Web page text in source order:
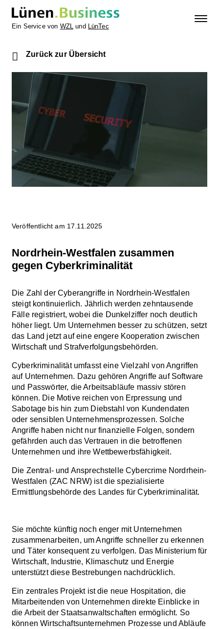
Ein Service von WZL und LünTec
Zurück zur Übersicht
Veröffentlicht am 17.11.2025
Nordrhein-Westfalen zusammen
gegen Cyberkriminalität
Die Zahl der Cyberangriffe in Nordrhein-Westfalen
steigt kontinuierlich. Jährlich werden zehntausende
Fälle registriert, wobei die Dunkelziffer noch deutlich
höher liegt. Um Unternehmen besser zu schützen, setzt
das Land jetzt auf eine engere Kooperation zwischen
Wirtschaft und Strafverfolgungsbehörden.
Cyberkriminalität umfasst eine Vielzahl von Angriffen
auf Unternehmen. Dazu gehören Angriffe auf Software
und Passwörter, die Arbeitsabläufe massiv stören
können. Die Motive reichen von Erpressung und
Sabotage bis hin zum Diebstahl von Kundendaten
oder sensiblen Unternehmensprozessen. Solche
Angriffe haben nicht nur finanzielle Folgen, sondern
gefährden auch das Vertrauen in die betroffenen
Unternehmen und ihre Wettbewerbsfähigkeit.
Die Zentral- und Ansprechstelle Cybercrime Nordrhein-
Westfalen (ZAC NRW) ist die spezialisierte
Ermittlungsbehörde des Landes für Cyberkriminalität.
Sie möchte künftig noch enger mit Unternehmen
zusammenarbeiten, um Angriffe schneller zu erkennen
und Täter konsequent zu verfolgen. Das Ministerium für
Wirtschaft, Industrie, Klimaschutz und Energie
unterstützt diese Bestrebungen nachdrücklich.
Ein zentrales Projekt ist die neue Hospitation, die
Mitarbeitenden von Unternehmen direkte Einblicke in
die Arbeit der Staatsanwaltschaften ermöglicht. So
können Wirtschaftsunternehmen Prozesse und Abläufe